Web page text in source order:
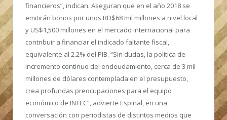
financieros”, indican. Aseguran que en el año 2018 se
emitirán bonos por unos RD$68 mil millones a nivel local
y US$1,500 millones en el mercado internacional para
contribuir a financiar el indicado faltante fiscal,
equivalente al 2.2% del PIB. “Sin dudas, la política de
incremento continuo del endeudamiento, cerca de 3 mil
millones de dólares contemplada en el presupuesto,
crea profundas preocupaciones para el equipo
económico de INTEC”, advierte Espinal, en una
conversación con periodistas de distintos medios que